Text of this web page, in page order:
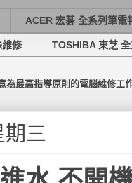
ACER 宏碁 全系列筆電
維修 TOSHIBA 東芝
為最高指導原則的電腦維修
三